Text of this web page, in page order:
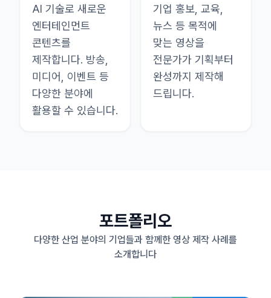
AI 기술로 새로운
엔터테인먼트
콘텐츠를
제작합니다. 방송,
미디어, 이벤트 등
다양한 분야에
활용할 수 있습니다.
기업 홍보, 교육,
뉴스 등 목적에
맞는 영상을
전문가가 기획부터
완성까지 제작해
드립니다.
포트폴리오
다양한 산업 분야의 기업들과 함께한 영상 제작 사례를
소개합니다